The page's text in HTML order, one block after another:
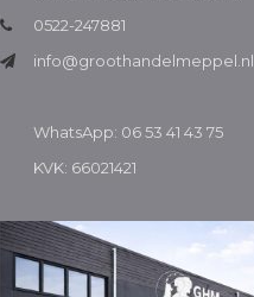
0522-247881
info@groothandelmeppel.nl
WhatsApp: 06 53 41 43 75
KVK: 66021421